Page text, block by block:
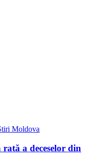
Moldova
a deceselor din